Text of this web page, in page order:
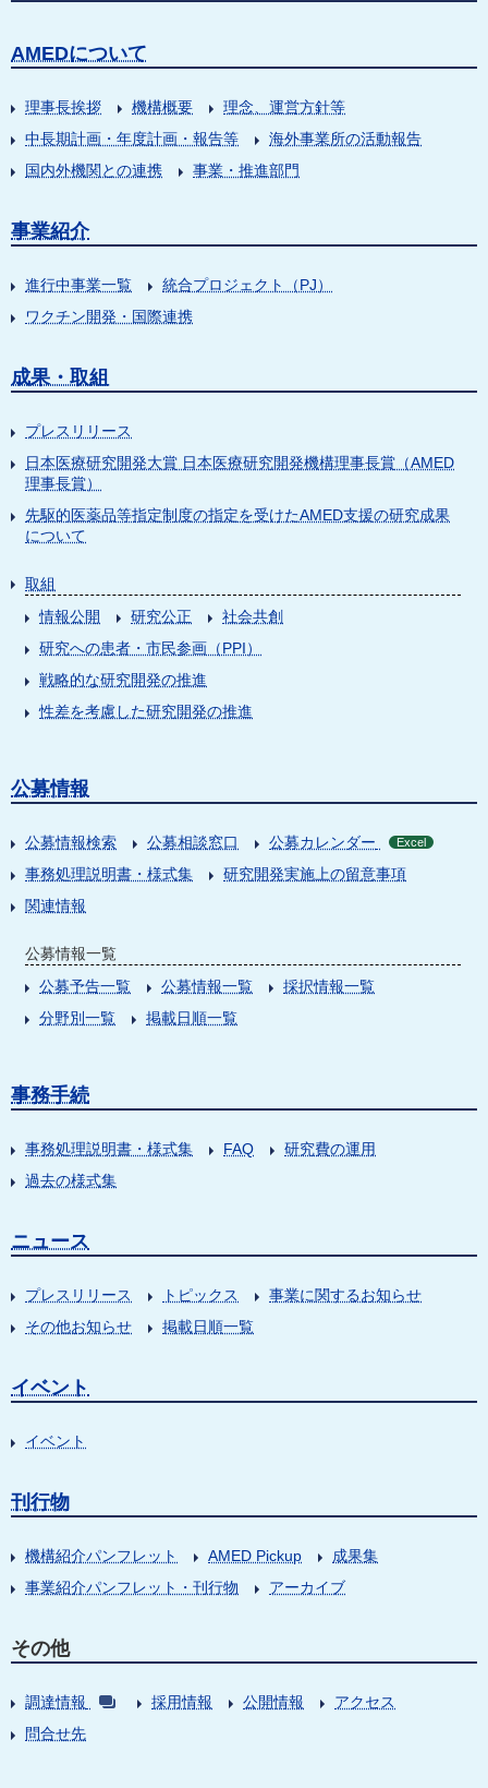
AMEDについて
理事長挨拶 機構概要
理念、運営方針等
中長期計画・年度計画・報告等
海外事業所の活動報告
国内外機関との連携
事業・推進部門
事業紹介
進行中事業一覧
統合プロジェクト（PJ）
ワクチン開発・国際連携
成果・取組
プレスリリース
日本医療研究開発大賞 日本医療研究開発機構理事長賞（AMED
理事長賞）
先駆的医薬品等指定制度の指定を受けたAMED支援の研究成果
について
取組
情報公開
研究公正
社会共創
研究への患者・市民参画（PPI）
戦略的な研究開発の推進
性差を考慮した研究開発の推進
公募情報
公募情報検索 公募相談窓口 公募カレンダー Excel
事務処理説明書・様式集
研究開発実施上の留意事項
関連情報
公募情報一覧
公募予告一覧
公募情報一覧
採択情報一覧
分野別一覧
掲載日順一覧
事務手続
事務処理説明書・様式集 FAQ
研究費の運用
過去の様式集
ニュース
プレスリリース トピックス
事業に関するお知らせ
その他お知らせ
掲載日順一覧
イベント
イベント
刊行物
機構紹介パンフレット AMED Pickup
成果集
事業紹介パンフレット・刊行物
アーカイブ
その他
調達情報 採用情報 公開情報
アクセス
問合せ先